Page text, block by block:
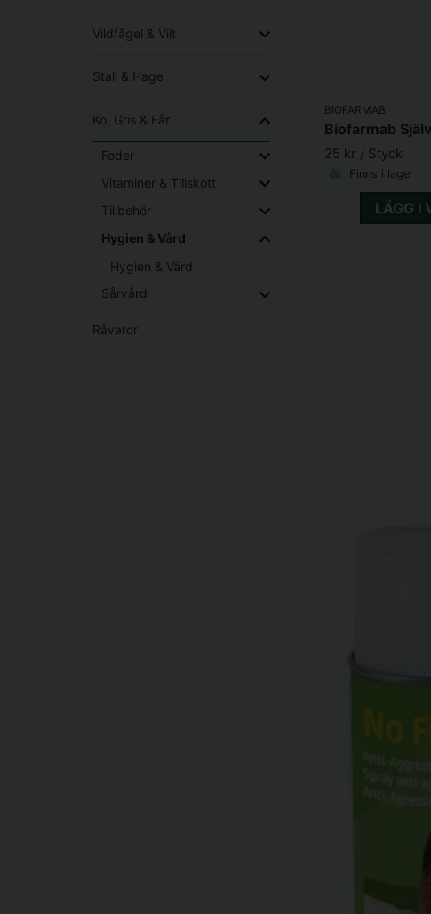
Vildfågel & Vilt
Stall & Hage
Ko, Gris & Får
Foder
Vitaminer & Tillskott
Tillbehör
Hygien & Vård
Hygien & Vård
Sårvård
Råvaror
BIOFARMAB
25 kr / Styck
Finns i lager
LÄGG I